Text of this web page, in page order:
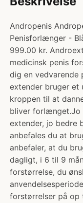
Andropenis
Penisforlænger -
999.00 kr.
medicinsk penis
dig en vedvarende
extender bruger
kroppen til at
bliver forlænget.Jo
extender, jo bedre
anbefales du at
anbefaler, at du
dagligt, i 6 til 9
forstørrelse, du
forstørrelser på op